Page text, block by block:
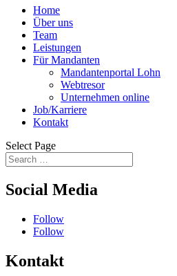
Home
Über uns
Team
Leistungen
Für Mandanten
Mandantenportal Lohn
Webtresor
Unternehmen online
Job/Karriere
Kontakt
Select Page
Social Media
Follow
Follow
Kontakt